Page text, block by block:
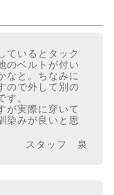
ているとタック
のベルトが付い
なと。ちなみに
ので外して別の
。
が実際に穿いて
染みが良いと思
スタッフ 泉